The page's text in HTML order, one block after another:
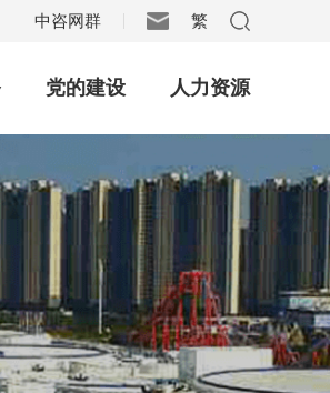
中咨网群 繁
党的建设 人力资源